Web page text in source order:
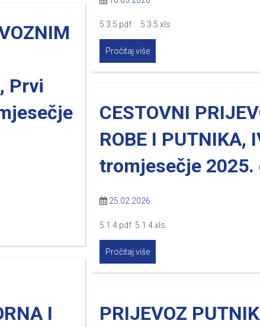
5.3.5.pdf 5.3.5.xls
Pročitaj više
Prvi
CESTOVNI
ROBE I PUTNIKA,
tromjesečje 2025.
25.02.2026
5.1.4.pdf 5.1.4.xls
Pročitaj više
I
PRIJEVOZ